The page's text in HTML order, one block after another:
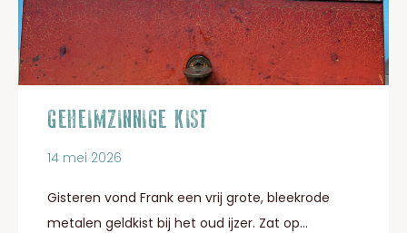
GEHEIMZINNIGE KIST
14 mei 2026
Gisteren vond Frank een vrij grote, bleekrode
metalen geldkist bij het oud ijzer. Zat op...